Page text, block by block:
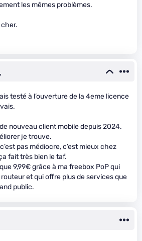
les mêmes problèmes.
testé à l’ouverture de la 4eme licence
nouveau client mobile depuis 2024.
je trouve.
pas médiocre, c’est mieux chez
fait très bien le taf.
9,99€ grâce à ma freebox PoP qui
et qui offre plus de services que
public.